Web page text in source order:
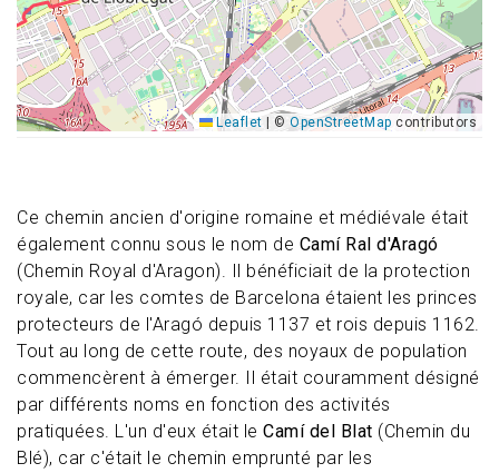
Ce chemin ancien d'origine romaine et médiévale était
également connu sous le nom de Camí Ral d'Aragó
(Chemin Royal d'Aragon). Il bénéficiait de la protection
royale, car les comtes de Barcelona étaient les princes
protecteurs de l'Aragó depuis 1137 et rois depuis 1162.
Tout au long de cette route, des noyaux de population
commencèrent à émerger. Il était couramment désigné
par différents noms en fonction des activités
pratiquées. L'un d'eux était le Camí del Blat (Chemin du
Blé), car c'était le chemin emprunté par les
Leaflet © OpenStreetMap contributors